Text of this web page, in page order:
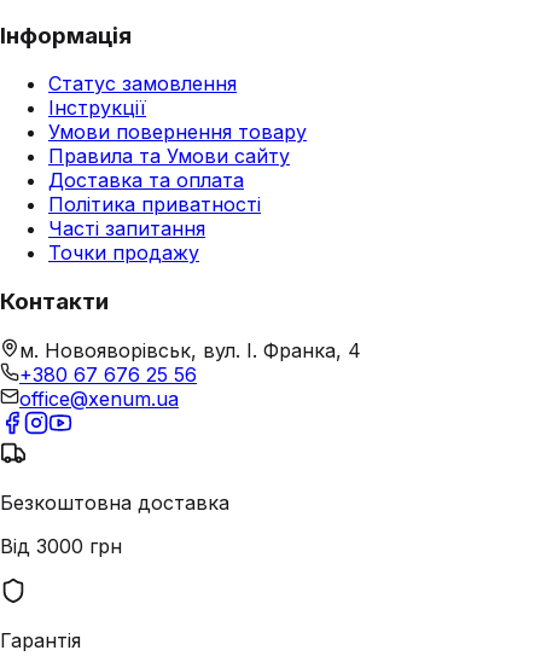
Інформація
Статус замовлення
Інструкції
Умови повернення товару
Правила та Умови сайту
Доставка та оплата
Політика приватності
Часті запитання
Точки продажу
Контакти
м. Новояворівськ, вул. І. Франка, 4
+380 67 676 25 56
office@xenum.ua
Безкоштовна доставка
Від 3000 грн
Гарантія